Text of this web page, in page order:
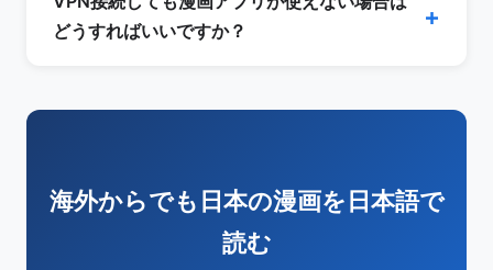
いです。
ントとは別に日本用のApple IDを作成するのが
利用できるため、まずはブラウザ版を試すことを
どうすればいいですか？
い。それでも解決しない場合は、ブラウザのキャ
置情報サービスをオフにすることも有効です。
VPNプロトコルをNordLynxからOpenVPNに変
更すると改善する場合もあります。
海外からでも日本の漫画を日本語で
読む